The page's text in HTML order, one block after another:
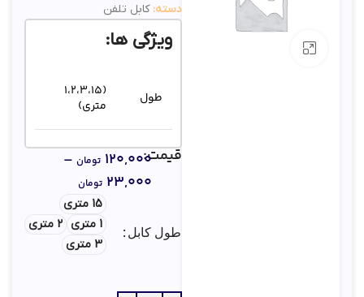
دسته: کابل تلفن
ویژگی ها:
طول
(1،2،3،15
متری)
رنگ
سفید یا
مشکی
RJ-11
طول کابل
15 متری
1 متری
2 متری
3 متری
قیمت:۱۲۰,۰۰۰ تومان –
۲۳,۰۰۰ تومان